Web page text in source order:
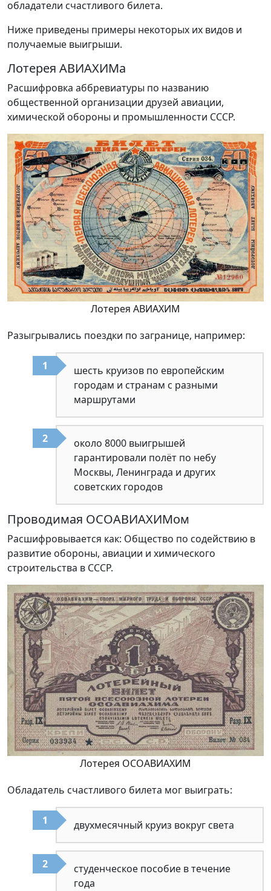
обладатели счастливого билета.
Ниже приведены примеры некоторых их видов и
получаемые выигрыши.
Лотерея АВИАХИМа
Расшифровка аббревиатуры по названию
общественной организации друзей авиации,
химической обороны и промышленности СССР.
Лотерея АВИАХИМ
Разыгрывались поездки по загранице, например:
шесть круизов по европейским
городам и странам с разными
маршрутами
около 8000 выигрышей
гарантировали полёт по небу
Москвы, Ленинграда и других
советских городов
Проводимая ОСОАВИАХИМом
Расшифровывается как: Общество по содействию в
развитие обороны, авиации и химического
строительства в СССР.
Лотерея ОСОАВИАХИМ
Обладатель счастливого билета мог выиграть:
двухмесячный круиз вокруг света
студенческое пособие в течение
года